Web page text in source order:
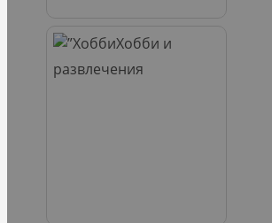
Хобби и
развлечения